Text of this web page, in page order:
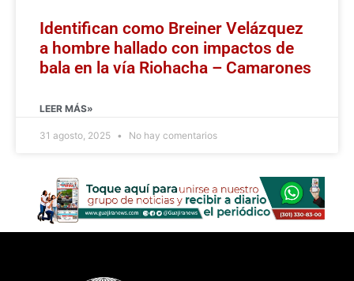
Identifican como Breiner Velázquez
a hombre hallado con impactos de
bala en la vía Riohacha – Camarones
LEER MÁS»
31 agosto, 2025 No hay comentarios